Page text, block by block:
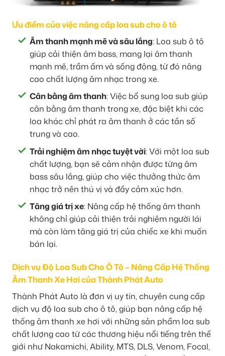
Ưu điểm của việc nâng cấp loa sub cho ô tô
Âm thanh mạnh mẽ và sâu lắng: Loa sub ô tô
giúp cải thiện âm bass, mang lại âm thanh
mạnh mẽ, trầm ấm và sống động, từ đó nâng
cao chất lượng âm nhạc trong xe.
Cân bằng âm thanh: Việc bổ sung loa sub giúp
cân bằng âm thanh trong xe, đặc biệt khi các
loa khác chỉ phát ra âm thanh ở các tần số
trung và cao.
Trải nghiệm âm nhạc tuyệt vời: Với một loa sub
chất lượng, bạn sẽ cảm nhận được từng âm
bass sâu lắng, giúp cho việc thưởng thức âm
nhạc trở nên thú vị và đầy cảm xúc hơn.
Tăng giá trị xe: Nâng cấp hệ thống âm thanh
không chỉ giúp cải thiện trải nghiệm người lái
mà còn làm tăng giá trị của chiếc xe khi muốn
bán lại.
Dịch vụ Độ Loa Sub Cho Ô Tô – Nâng Cấp Hệ Thống
Âm Thanh Xe Hơi của Thành Phát Auto
Thành Phát Auto là đơn vị uy tín, chuyên cung cấp
dịch vụ độ loa sub cho ô tô, giúp bạn nâng cấp hệ
thống âm thanh xe hơi với những sản phẩm loa sub
chất lượng cao từ các thương hiệu nổi tiếng trên thế
giới như Nakamichi, Ability, MTS, DLS, Venom, Focal,